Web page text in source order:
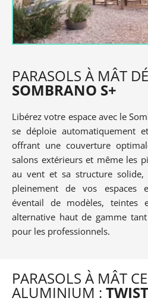
PARASOLS À MÂT
SOMBRANO S+
Libérez votre espace avec le
se déploie automatiquement
offrant une couverture
salons extérieurs et même les
au vent et sa structure
pleinement de vos espaces
éventail de modèles, teintes
alternative haut de gamme
pour les professionnels.
PARASOLS À MÂT
ALUMINIUM : TWIST